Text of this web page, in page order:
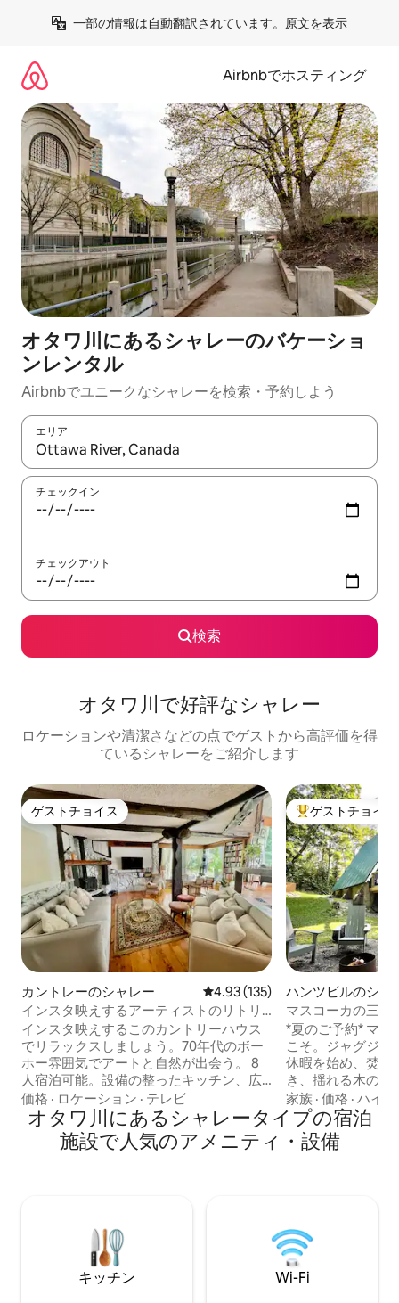
一部の情報は自動翻訳されています。 原文を表示
Airbnbでホスティング
オタワ川にあるシャレーのバケーショ
ンレンタル
Airbnbでユニークなシャレーを検索・予約しよう
エリア
検索結果が表示されたら、上下の矢印キーを使って移動するか
チェックイン
チェックアウト
検索
オタワ川で好評なシャレー
ロケーションや清潔さなどの点でゲストから高評価を得
ているシャレーをご紹介します
ゲストチョイス
ゲストチョイス
カントレーのシャレー レビュー135件、5つ星中4.93つ
4.93 (135)
インスタ映えするアーティストのリトリ
ート兼田舎のシャレー
インスタ映えするこのカントリーハウス
でリラックスしましょう。70年代のボー
ホー雰囲気でアートと自然が出会う。 8
人宿泊可能。設備の整ったキッチン、広
いオープンプランの2つのリビングルーム
と薪ストーブ（薪は無料）。快適に自然
に囲まれてください。屋外ヒーター付き
のスクリーン付き屋外リビング/ダイニン
スケードスキー場＆ウォーターパーク。
ガティノー川公園まで車で10分。
価格 · ロケーション · テレビ
大好評のゲスト
ゲストチョイス
ハンツビルのシャ
マスコーカの三角
ビーチ、カヤック
*夏のご予約* マスコーカAフレームへよう
こそ。ジャグジー
休暇を始め、焚き
き、揺れる木の枝
ードゲームやアル
う。このクラシッ
は、現代の世界
ています。 ゆったり過ごすか、四季を通
探索したり、魅力
てレストラン、醸
ィを楽しんだりし
家族 ·価格 ·ハイ
オタワ川にあるシャレータイプの宿泊
施設で人気のアメニティ・設備
キッチン Wi-Fi